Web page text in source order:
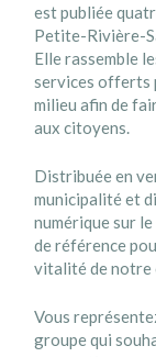
est publiée
Petite-Rivière-
Elle rassemble
services offerts
milieu afin de
aux citoyens.
Distribuée en
municipalité et
numérique sur
de référence
vitalité de notre
Vous
groupe qui